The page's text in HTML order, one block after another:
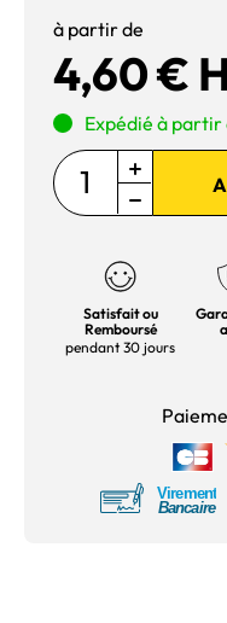
à partir de
4,60 €
Expédié à partir
Satisfait ou
Remboursé
pendant 30 jours